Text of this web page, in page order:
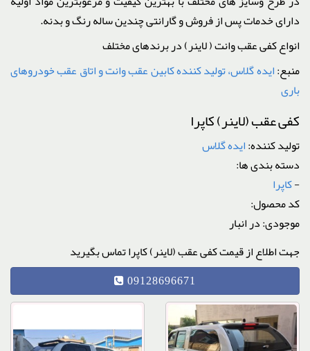
دارای خدمات پس از فروش و گارانتی چندین ساله رنگ و بدنه.
انواع کفی عقب وانت ( لاینر) در برندهای مختلف
منبع:ایده گلاس، تولید کننده کابین عقب وانت و اتاق عقب خودروهای
باری
کفی عقب (لاینر) کاپرا
تولید کننده:ایده گلاس
دسته بندی ها:
-کاپرا
کد محصول:
موجودی: در انبار
جهت اطلاع از قیمت کفی عقب (لاینر) کاپرا تماس بگیرید
09128696671